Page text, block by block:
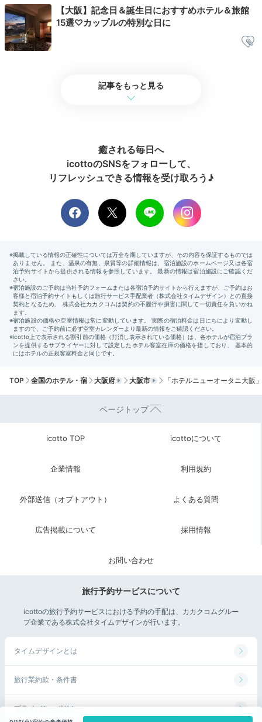
時間に追われず
チェックアウト
身支度を整えたらチェックアウト。ちなみに、追加料金
を払えばレイトチェックアウトも可能で、「まだまだホ
テルにいたい…」という欲張りな願いを叶えてくれま
Sightseeing
13:00
大阪のパワスポで
運気アップを祈願
チェックアウト後はパワスポを巡りませんか？大阪市内
社」、決断と行動の神を祀る「姫嶋神社」などご利益ス
ポットが満載。地下鉄や電車などでサクッと巡れます
yukiyuki.happiness
【大阪】記念日＆誕生日におすすめホテル＆旅館
15選♡カップルの特別な日に
記事をもっと見る
癒される毎日へ
icottoのSNSをフォローして、
リフレッシュできる情報を受け取ろう♪
TOP 全国のホテル・宿 大阪府 大阪市 「ホテルニューオータニ大阪
ページトップ
icotto TOP icottoについて
企業情報 利用規約
外部送信（オプトアウト） よくある質問
広告掲載について 採用情報
お問い合わせ
旅行予約サービスについて
icottoの旅行予約サービスにおける予約の手配は、カカクコムグルー
プ企業である株式会社タイムデザインが行います。
タイムデザインとは
旅行業約款・条件書
プライバシーポリシー